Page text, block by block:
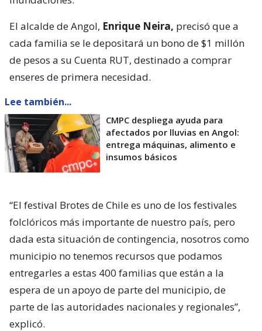
El alcalde de Angol, Enrique Neira, precisó que a
cada familia se le depositará un bono de $1 millón
de pesos a su Cuenta RUT, destinado a comprar
enseres de primera necesidad.
Lee también...
CMPC despliega ayuda para
afectados por lluvias en Angol:
entrega máquinas, alimento e
insumos básicos
“El festival Brotes de Chile es uno de los festivales
folclóricos más importante de nuestro país, pero
dada esta situación de contingencia, nosotros como
municipio no tenemos recursos que podamos
entregarles a estas 400 familias que están a la
espera de un apoyo de parte del municipio, de
parte de las autoridades nacionales y regionales”,
explicó.